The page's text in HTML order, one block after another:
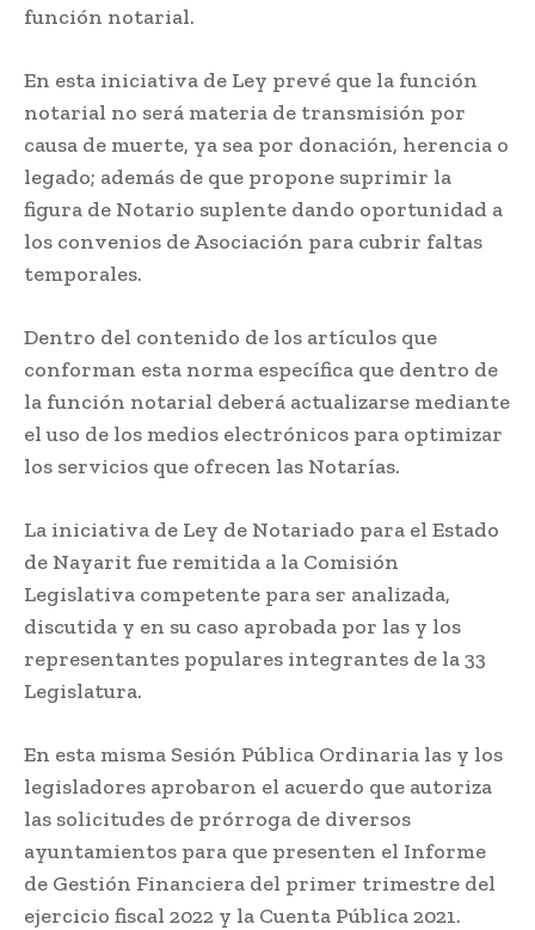
función notarial.
En esta iniciativa de Ley prevé que la función
notarial no será materia de transmisión por
causa de muerte, ya sea por donación, herencia o
legado; además de que propone suprimir la
figura de Notario suplente dando oportunidad a
los convenios de Asociación para cubrir faltas
temporales.
Dentro del contenido de los artículos que
conforman esta norma específica que dentro de
la función notarial deberá actualizarse mediante
el uso de los medios electrónicos para optimizar
los servicios que ofrecen las Notarías.
La iniciativa de Ley de Notariado para el Estado
de Nayarit fue remitida a la Comisión
Legislativa competente para ser analizada,
discutida y en su caso aprobada por las y los
representantes populares integrantes de la 33
Legislatura.
En esta misma Sesión Pública Ordinaria las y los
legisladores aprobaron el acuerdo que autoriza
las solicitudes de prórroga de diversos
ayuntamientos para que presenten el Informe
de Gestión Financiera del primer trimestre del
ejercicio fiscal 2022 y la Cuenta Pública 2021.